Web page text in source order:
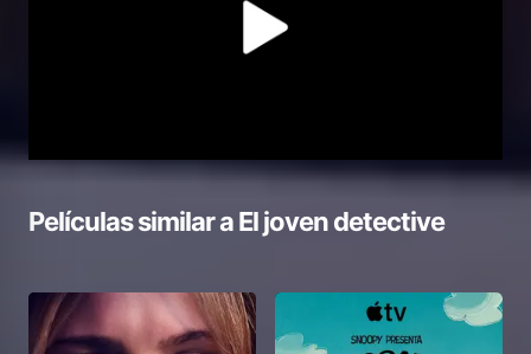
Películas similar aEl joven detective